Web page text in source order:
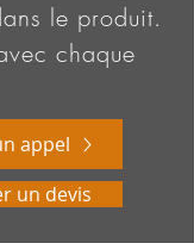
le produit.
chaque
appel
un devis